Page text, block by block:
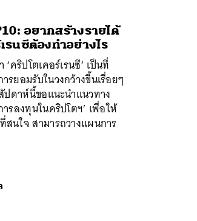
อยากสร้างรายได้
รนซีต้องทำอย่างไร
คริปโตเคอร์เรนซี’ เป็นที่
ยอมรับในวงกว้างขึ้นเรื่อยๆ
ดาห์นี้ขอแนะนำแนวทาง
รลงทุนในคริปโตฯ’ เพื่อให้
นใจ สามารถวางแผนการ